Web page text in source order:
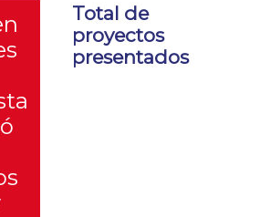
Total de
proyectos
presentados